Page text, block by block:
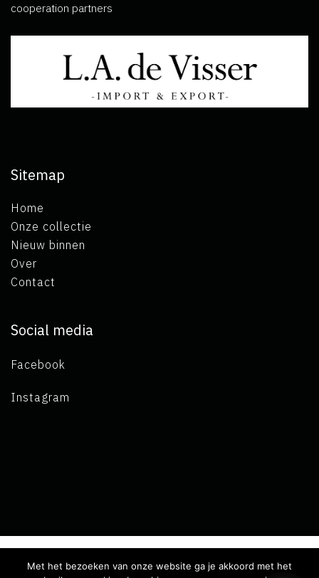
cooperation partners
Sitemap
Home
Onze collectie
Nieuw binnen
Over
Contact
Social media
Facebook
Instagram
Copyright 2019 L.A. de Visser -Algemene voorwaarden-
Met het bezoeken van onze website ga je akkoord met het